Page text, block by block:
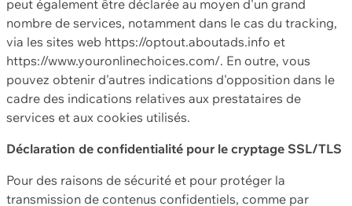
peut également être déclarée au moyen d'un grand
nombre de services, notamment dans le cas du tracking,
via les sites web https://optout.aboutads.info et
https://www.youronlinechoices.com/. En outre, vous
pouvez obtenir d'autres indications d'opposition dans le
cadre des indications relatives aux prestataires de
services et aux cookies utilisés.
Déclaration de confidentialité pour le cryptage SSL/TLS
Pour des raisons de sécurité et pour protéger la
transmission de contenus confidentiels, comme par